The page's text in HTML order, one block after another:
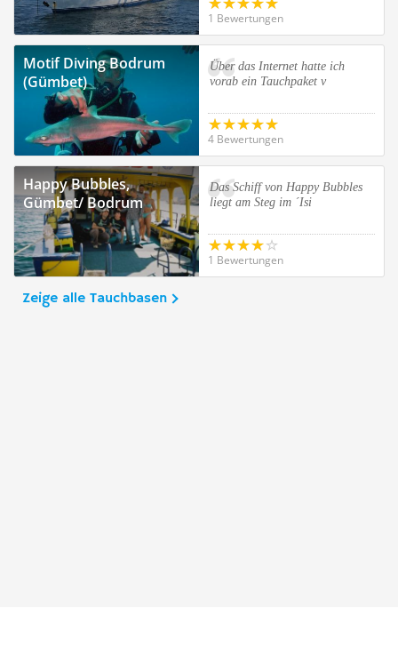
1 Bewertungen
Motif Diving Bodrum
(Gümbet)
Über das Internet hatte ich
vorab ein Tauchpaket v
4 Bewertungen
Happy Bubbles,
Gümbet/ Bodrum
Das Schiff von Happy Bubbles
liegt am Steg im ´Isi
1 Bewertungen
Zeige alle Tauchbasen